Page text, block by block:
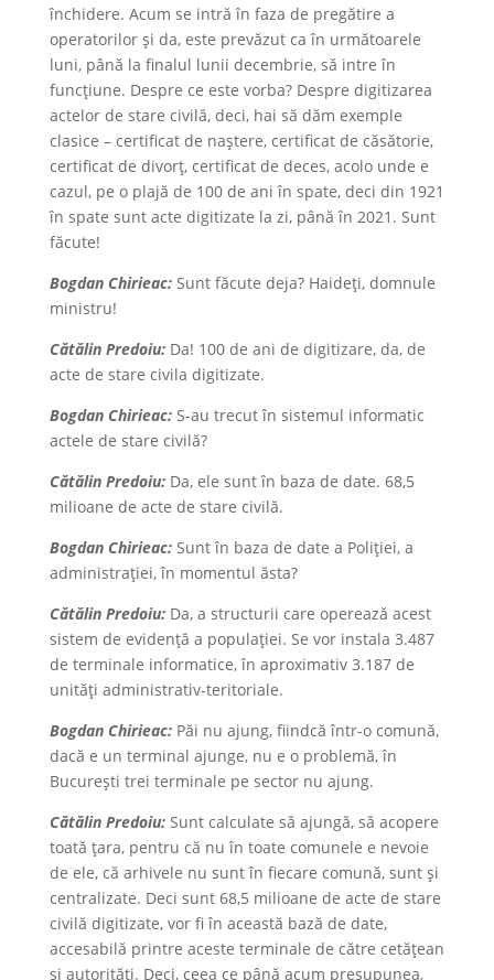
închidere. Acum se intră în faza de pregătire a
operatorilor și da, este prevăzut ca în următoarele
luni, până la finalul lunii decembrie, să intre în
funcțiune. Despre ce este vorba? Despre digitizarea
actelor de stare civilă, deci, hai să dăm exemple
clasice – certificat de naștere, certificat de căsătorie,
certificat de divorț, certificat de deces, acolo unde e
cazul, pe o plajă de 100 de ani în spate, deci din 1921
în spate sunt acte digitizate la zi, până în 2021. Sunt
făcute!
Bogdan Chirieac:Sunt făcute deja? Haideţi, domnule
ministru!
Cătălin Predoiu:Da! 100 de ani de digitizare, da, de
acte de stare civila digitizate.
Bogdan Chirieac:S-au trecut în sistemul informatic
actele de stare civilă?
Cătălin Predoiu:Da, ele sunt în baza de date. 68,5
milioane de acte de stare civilă.
Bogdan Chirieac:Sunt în baza de date a Poliției, a
administrației, în momentul ăsta?
Cătălin Predoiu:Da, a structurii care operează acest
sistem de evidență a populației. Se vor instala 3.487
de terminale informatice, în aproximativ 3.187 de
unități administrativ-teritoriale.
Bogdan Chirieac:Păi nu ajung, fiindcă într-o comună,
dacă e un terminal ajunge, nu e o problemă, în
București trei terminale pe sector nu ajung.
Cătălin Predoiu:Sunt calculate să ajungă, să acopere
toată țara, pentru că nu în toate comunele e nevoie
de ele, că arhivele nu sunt în fiecare comună, sunt și
centralizate. Deci sunt 68,5 milioane de acte de stare
civilă digitizate, vor fi în această bază de date,
accesabilă printre aceste terminale de către cetățean
și autorități. Deci, ceea ce până acum presupunea,